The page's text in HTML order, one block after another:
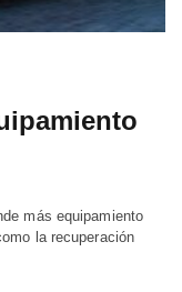
más equipamiento
la recuperación